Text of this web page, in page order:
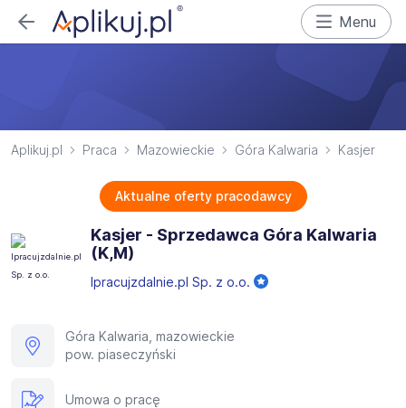
Menu
Aplikuj.pl Praca Mazowieckie Góra Kalwaria Kasjer
Aktualne oferty pracodawcy
Kasjer - Sprzedawca Góra Kalwaria
(K,M)
Ipracujzdalnie.pl Sp. z o.o.
Góra Kalwaria, mazowieckie
pow. piaseczyński
Umowa o pracę